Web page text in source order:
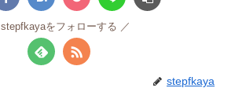
stepfkayaをフォローする
stepfkaya